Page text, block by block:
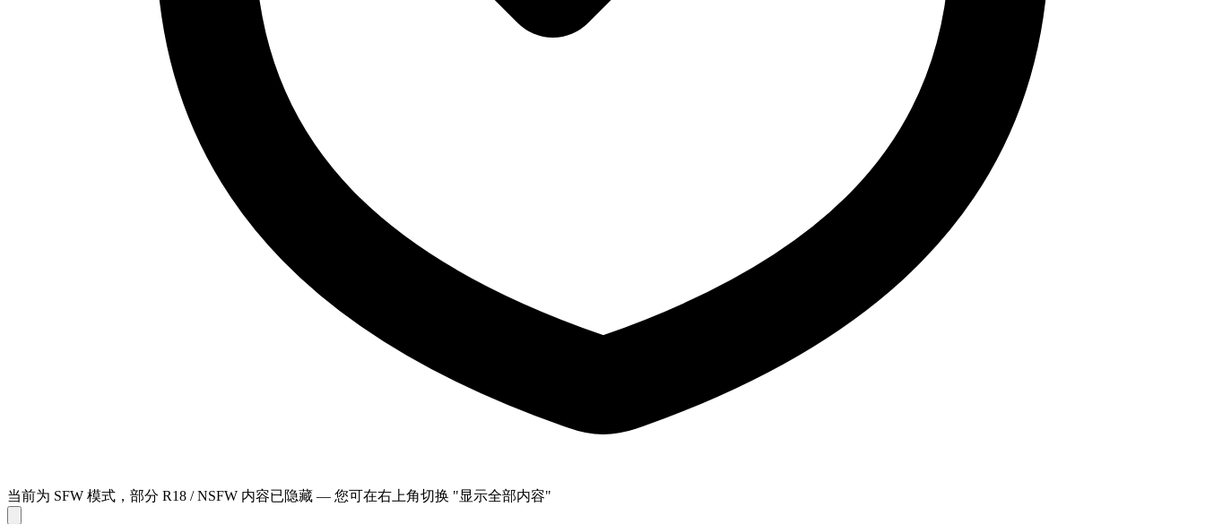
当前为 SFW 模式，部分 R18 / NSFW 内容已隐藏 — 您可在右上角切换 "显示全部内容"